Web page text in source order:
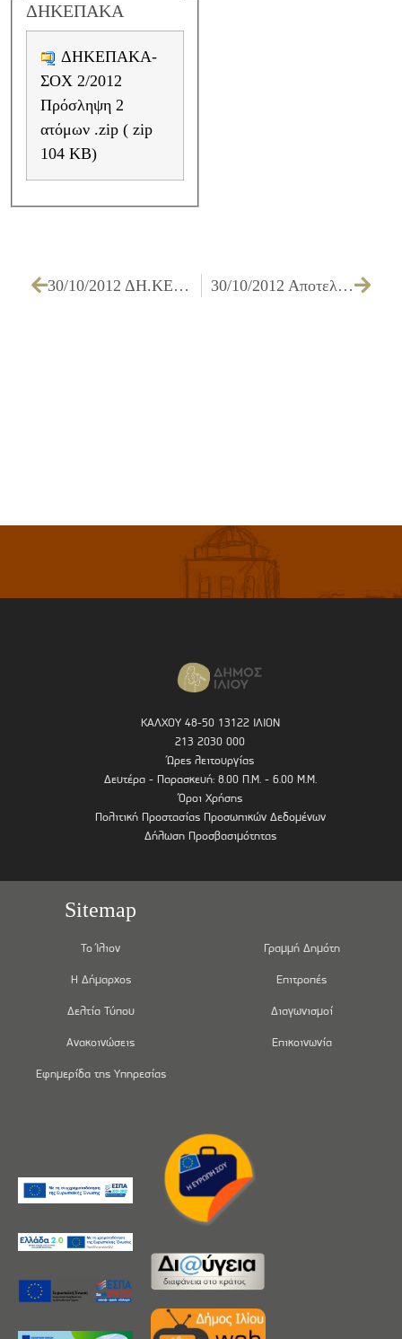
ΔΗΚΕΠΑΚΑ
ΣΟΧ 2/2012
Πρόσληψη 2
ατόμων .zip ( zip
104 KB)
30/10/2012 ΔΗ.ΚΕ.Π.Α.- Πίνακας επιτυχόντων της ανακοίνωσης με αρ.πρωτ.:2602/12-10-2012 30/10/2012 Αποτελέσματα της υπ αριθμ. 51878/2012 ανακοίνωσης του Δήμου
ΚΑΛΧΟΥ 48-50 13122 ΙΛΙΟΝ
213 2030 000
Ώρες λειτουργίας
Δευτέρα - Παρασκευή: 8.00 Π.Μ. - 6.00 Μ.Μ.
Όροι Χρήσης
Πολιτική Προστασίας Προσωπικών Δεδομένων
Δήλωση Προσβασιμότητας
Sitemap
Το Ίλιον
Η Δήμαρχος
Δελτία Τύπου
Ανακοινώσεις
Εφημερίδα της Υπηρεσίας
Γραμμή Δημότη
Επιτροπές
Διαγωνισμοί
Επικοινωνία